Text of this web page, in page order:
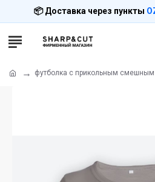
📦 Доставка через пункты
футболка с прикольным смешным